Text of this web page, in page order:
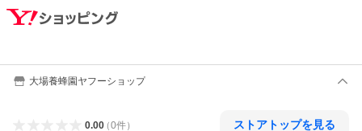
大場養蜂園ヤフーショップ
0.00（0件） ストアトップを見る